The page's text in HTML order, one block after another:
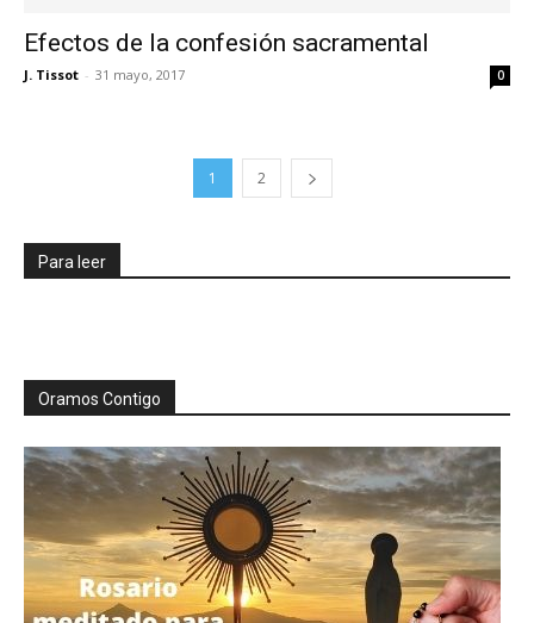
Efectos de la confesión sacramental
J. Tissot - 31 mayo, 2017 0
1 2
Para leer
Oramos Contigo